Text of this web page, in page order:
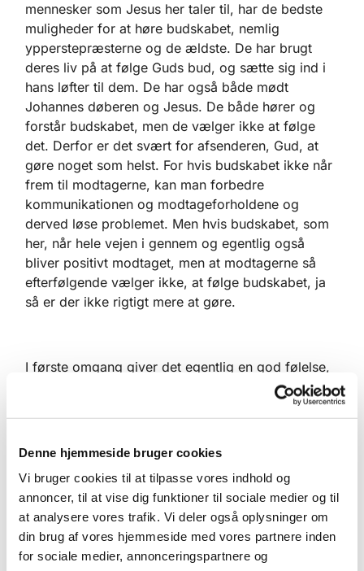
Denne hjemmeside bruger cookies
Vi bruger cookies til at tilpasse vores indhold og
annoncer, til at vise dig funktioner til sociale medier og til
at analysere vores trafik. Vi deler også oplysninger om
din brug af vores hjemmeside med vores partnere inden
for sociale medier, annonceringspartnere og
mennesker som Jesus her taler til, har de bedste
muligheder for at høre budskabet, nemlig
ypperstepræsterne og de ældste. De har brugt
deres liv på at følge Guds bud, og sætte sig ind i
hans løfter til dem. De har også både mødt
Johannes døberen og Jesus. De både hører og
forstår budskabet, men de vælger ikke at følge
det. Derfor er det svært for afsenderen, Gud, at
gøre noget som helst. For hvis budskabet ikke når
frem til modtagerne, kan man forbedre
kommunikationen og modtageforholdene og
derved løse problemet. Men hvis budskabet, som
her, når hele vejen i gennem og egentlig også
bliver positivt modtaget, men at modtagerne så
efterfølgende vælger ikke, at følge budskabet, ja
så er der ikke rigtigt mere at gøre.
I første omgang giver det egentlig en god følelse,
at blive mødt af mennesker der møder os med en
positiv indstilling. Det, at møde én der vil lytte til
mig. Vi kender udmærket forskellen på at tale til
nogen, der ser ud til at de mentalt befinder sig et
andet sted, og så tale til én der viser
opmærksomhed og følger med i hvert ord som
man siger. Hvis der er tale om sidstnævnte, får
man lyst til at uddybe og sige mere, samtidig med
at man bliver yderligere engageret, mens man